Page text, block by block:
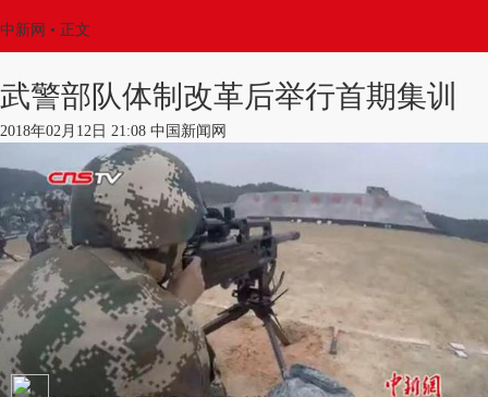
中新网 • 正文
武警部队体制改革后举行首期集训
2018年02月12日 21:08 中国新闻网